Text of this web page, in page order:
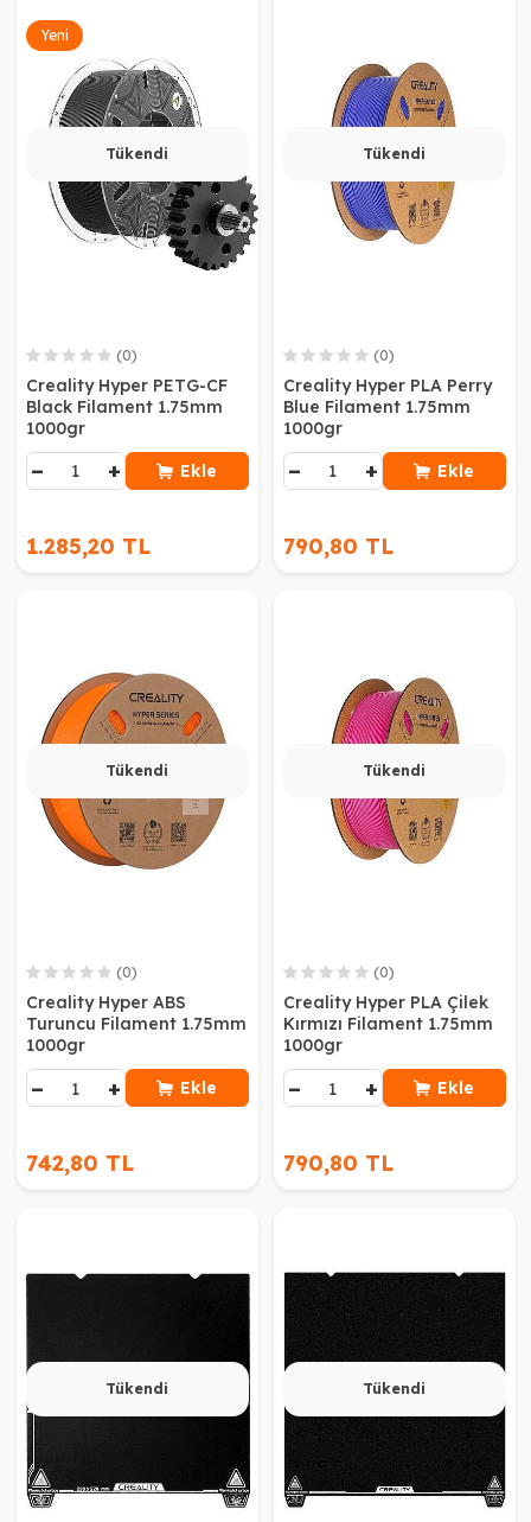
Yeni
Tükendi
(0)
Creality Hyper PETG-CF
Black Filament 1.75mm
1000gr
− + Ekle
1.285,20 TL
Tükendi
(0)
Creality Hyper PLA Perry
Blue Filament 1.75mm
1000gr
− + Ekle
790,80 TL
Tükendi
(0)
Creality Hyper ABS
Turuncu Filament 1.75mm
1000gr
− + Ekle
742,80 TL
Tükendi
(0)
Creality Hyper PLA Çilek
Kırmızı Filament 1.75mm
1000gr
− + Ekle
790,80 TL
Tükendi Tükendi